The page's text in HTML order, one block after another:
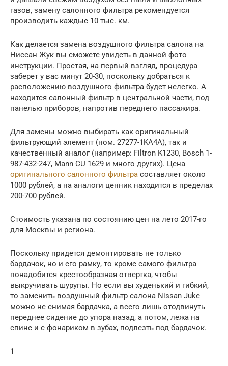
газов, замену салонного фильтра рекомендуется
производить каждые 10 тыс. км.
Как делается замена воздушного фильтра салона на
Ниссан Жук вы сможете увидеть в данной фото
инструкции. Простая, на первый взгляд, процедура
заберет у вас минут 20-30, поскольку добраться к
расположению воздушного фильтра будет нелегко. А
находится салонный фильтр в центральной части, под
панелью приборов, напротив переднего пассажира.
Для замены можно выбирать как оригинальный
фильтрующий элемент (ном. 27277-1KA4A), так и
качественный аналог (например: Filtron K1230, Bosch 1-
987-432-247, Mann CU 1629 и много других). Цена
оригинального салонного фильтра составляет около
1000 рублей, а на аналоги ценник находится в пределах
200-700 рублей.
Стоимость указана по состоянию цен на лето 2017-го
для Москвы и региона.
Поскольку придется демонтировать не только
бардачок, но и его рамку, то кроме самого фильтра
понадобится крестообразная отвертка, чтобы
выкручивать шурупы. Но если вы худенький и гибкий,
то заменить воздушный фильтр салона Nissan Juke
можно не снимая бардачка, а всего лишь отодвинуть
переднее сидение до упора назад, а потом, лежа на
спине и с фонариком в зубах, подлезть под бардачок.
1